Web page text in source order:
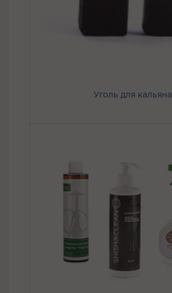
Уголь для кальяна